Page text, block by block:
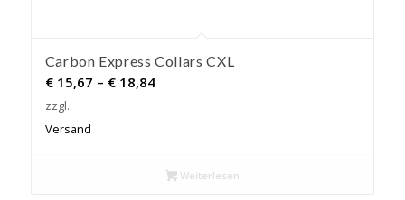
Carbon Express Collars CXL
€15,67 – €18,84Preisspanne:
zzgl.
Versand
Weiterlesen